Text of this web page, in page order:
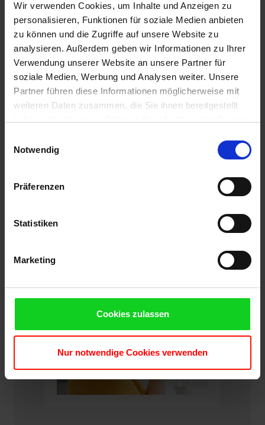
Wir verwenden Cookies, um Inhalte und Anzeigen zu
personalisieren, Funktionen für soziale Medien anbieten
zu können und die Zugriffe auf unsere Website zu
analysieren. Außerdem geben wir Informationen zu Ihrer
Verwendung unserer Website an unsere Partner für
soziale Medien, Werbung und Analysen weiter. Unsere
Partner führen diese Informationen möglicherweise mit
weiteren Daten zusammen, die Sie ihnen bereitgestellt
Cookies, wenn Sie unsere Webseite weiterhin nutzen.
Notwendig
Präferenzen
Statistiken
Marketing
Cookies zulassen
Nur notwendige Cookies verwenden
65,00 €